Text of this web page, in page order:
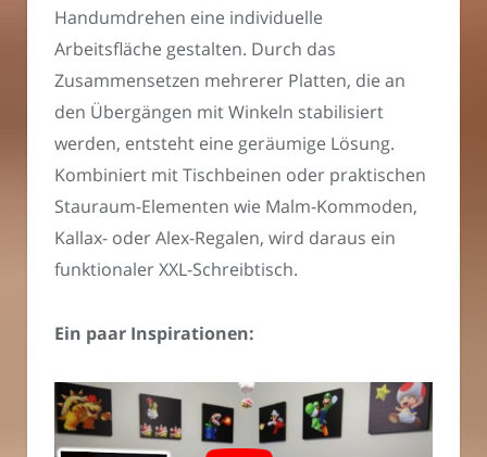
Handumdrehen eine individuelle
Arbeitsfläche gestalten. Durch das
Zusammensetzen mehrerer Platten, die an
den Übergängen mit Winkeln stabilisiert
werden, entsteht eine geräumige Lösung.
Kombiniert mit Tischbeinen oder praktischen
Stauraum-Elementen wie Malm-Kommoden,
Kallax- oder Alex-Regalen, wird daraus ein
funktionaler XXL-Schreibtisch.
Ein paar Inspirationen: